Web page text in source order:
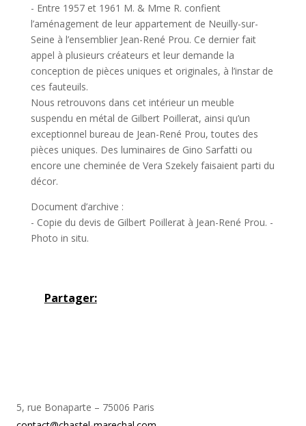
- Entre 1957 et 1961 M. & Mme R. confient
l’aménagement de leur appartement de Neuilly-sur-
Seine à l’ensemblier Jean-René Prou. Ce dernier fait
appel à plusieurs créateurs et leur demande la
conception de pièces uniques et originales, à l’instar de
ces fauteuils.
Nous retrouvons dans cet intérieur un meuble
suspendu en métal de Gilbert Poillerat, ainsi qu’un
exceptionnel bureau de Jean-René Prou, toutes des
pièces uniques. Des luminaires de Gino Sarfatti ou
encore une cheminée de Vera Szekely faisaient parti du
décor.
Document d’archive :
- Copie du devis de Gilbert Poillerat à Jean-René Prou. -
Photo in situ.
Partager:
5, rue Bonaparte – 75006 Paris